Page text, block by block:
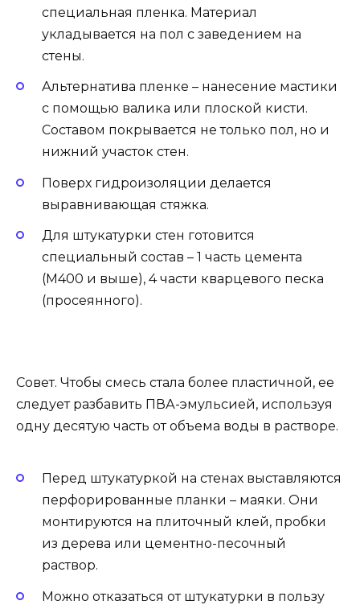
специальная пленка. Материал
укладывается на пол с заведением на
стены.
Альтернатива пленке – нанесение мастики
с помощью валика или плоской кисти.
Составом покрывается не только пол, но и
нижний участок стен.
Поверх гидроизоляции делается
выравнивающая стяжка.
Для штукатурки стен готовится
специальный состав – 1 часть цемента
(М400 и выше), 4 части кварцевого песка
(просеянного).
Совет. Чтобы смесь стала более пластичной, ее
следует разбавить ПВА-эмульсией, используя
одну десятую часть от объема воды в растворе.
Перед штукатуркой на стенах выставляются
перфорированные планки – маяки. Они
монтируются на плиточный клей, пробки
из дерева или цементно-песочный
раствор.
Можно отказаться от штукатурки в пользу